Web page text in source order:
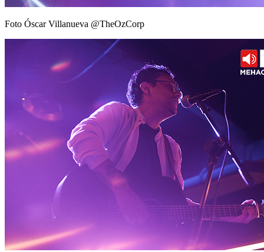
Foto Óscar Villanueva @TheOzCorp